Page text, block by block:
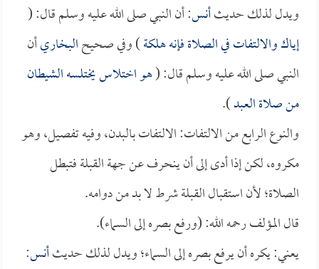
ويدل لذلك حديثأنس: أن النبي صلى الله عليه وسلم قال: (
إياك والالتفات في الصلاة فإنه هلكة) وفي صحيحالبخاريأن
النبي صلى الله عليه وسلم قال: (هو اختلاس يختلسه الشيطان
من صلاة العبد).
والنوع الرابع من الالتفات: الالتفات بالبدن، وفيه تفصيل، وهو
مكروه، لكن إذا أدى إلى أن ينحرف عن جهة القبلة فتبطل
الصلاة؛ لأن استقبال القبلة شرط لا بد من دوامه.
قال المؤلف رحمه الله: (ورفع بصره إلى السماء).
يعني: يكره أن يرفع بصره إلى السماء؛ ويدل لذلك حديثأنس: